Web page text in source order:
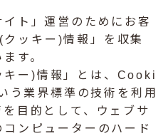
ト」運営のためにお客
ッキー)情報」を収集
す。
キー)情報」とは、Cooki
う業界標準の技術を利用
を目的として、ウェブサ
ンピューターのハード